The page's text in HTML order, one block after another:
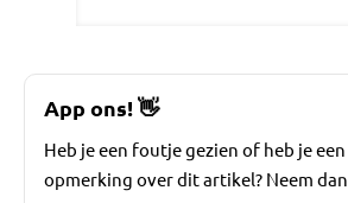
App ons! 👋
Heb je een foutje gezien of heb je een
opmerking over dit artikel? Neem dan